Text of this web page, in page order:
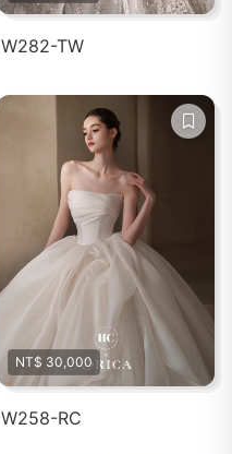
W282-TW
NT$ 30,000
W258-RC